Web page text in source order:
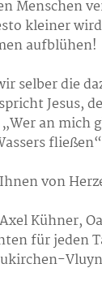
Menschen
kleiner
aufblühen!
selber die
Jesus,
an mich
von
Kühner,
für jeden